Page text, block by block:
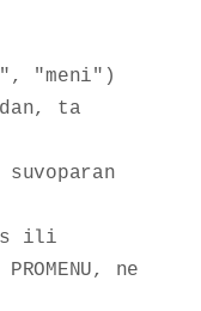
"meni")
ta
ili
ne